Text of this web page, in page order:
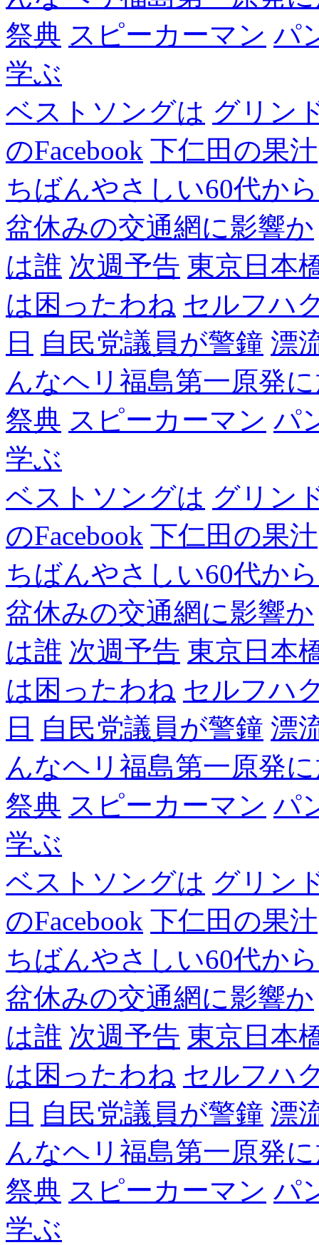
祭典 スピーカーマン パ
学ぶ
ベストソングは グリン
のFacebook 下仁田の果汁
ちばんやさしい60代から
盆休みの交通網に影響か
は誰 次週予告 東京日本
は困ったわね セルフハ
日 自民党議員が警鐘 漂
んなヘリ福島第一原発
祭典 スピーカーマン パ
学ぶ
ベストソングは グリン
のFacebook 下仁田の果汁
ちばんやさしい60代から
盆休みの交通網に影響か
は誰 次週予告 東京日本
は困ったわね セルフハ
日 自民党議員が警鐘 漂
んなヘリ福島第一原発
祭典 スピーカーマン パ
学ぶ
ベストソングは グリン
のFacebook 下仁田の果汁
ちばんやさしい60代から
盆休みの交通網に影響か
は誰 次週予告 東京日本
は困ったわね セルフハ
日 自民党議員が警鐘 漂
んなヘリ福島第一原発
祭典 スピーカーマン パ
学ぶ